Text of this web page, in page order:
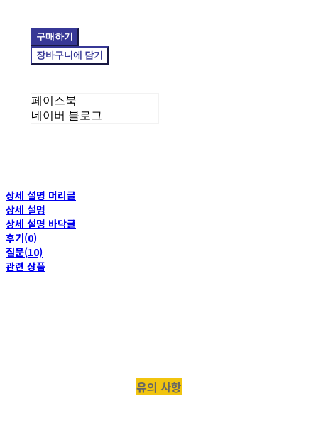
구매하기
장바구니에 담기
페이스북
네이버 블로그
상세 설명 머리글
상세 설명
상세 설명 바닥글
후기(0)
질문(10)
관련 상품
유의 사항